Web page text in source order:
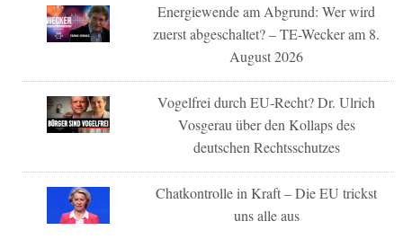
Energiewende am Abgrund: Wer wird
zuerst abgeschaltet? – TE-Wecker am 8.
August 2026
Vogelfrei durch EU-Recht? Dr. Ulrich
Vosgerau über den Kollaps des
deutschen Rechtsschutzes
Chatkontrolle in Kraft – Die EU trickst
uns alle aus